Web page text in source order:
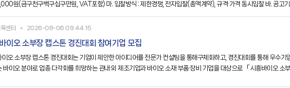
원(금구천구백구십구만원, VAT포함) 마. 입찰방식 : 제한경쟁, 전자입찰(총액계약), 규격·가격 동시입찰 바. 공
센터 2026-08-06 09:44:15
이오 소부장 캡스톤 경진대회 참여기업 모집
이오 소부장 캡스톤 경진대회는 기업이 제안한 아이디어를 전문가 컨설팅을 통해구체화하고, 경진대회를 통해 우수
바이오 분야로 업종 다각화를 희망하는 관내·외 제조기업과 바이오 소재·부품·장비 기업을 대상으로 「시흥바이오